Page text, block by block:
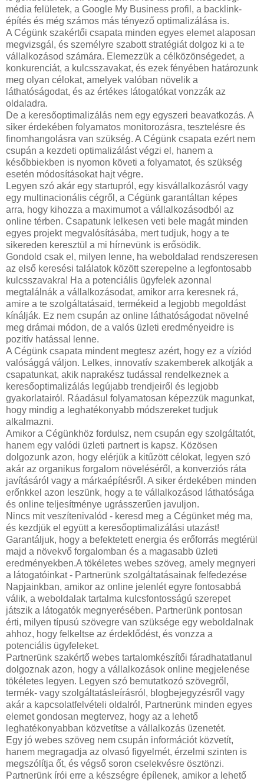
média felületek, a Google My Business profil, a backlink-
építés és még számos más tényező optimalizálása is.
A Cégünk szakértői csapata minden egyes elemet alaposan
megvizsgál, és személyre szabott stratégiát dolgoz ki a te
vállalkozásod számára. Elemezzük a célközönségedet, a
konkurenciát, a kulcsszavakat, és ezek fényében határozunk
meg olyan célokat, amelyek valóban növelik a
láthatóságodat, és az értékes látogatókat vonzzák az
oldaladra.
De a keresőoptimalizálás nem egy egyszeri beavatkozás. A
siker érdekében folyamatos monitorozásra, tesztelésre és
finomhangolásra van szükség. A Cégünk csapata ezért nem
csupán a kezdeti optimalizálást végzi el, hanem a
későbbiekben is nyomon követi a folyamatot, és szükség
esetén módosításokat hajt végre.
Legyen szó akár egy startupról, egy kisvállalkozásról vagy
egy multinacionális cégről, a Cégünk garantáltan képes
arra, hogy kihozza a maximumot a vállalkozásodból az
online térben. Csapatunk lelkesen veti bele magát minden
egyes projekt megvalósításába, mert tudjuk, hogy a te
sikereden keresztül a mi hírnevünk is erősödik.
Gondold csak el, milyen lenne, ha weboldalad rendszeresen
az első keresési találatok között szerepelne a legfontosabb
kulcsszavakra! Ha a potenciális ügyfelek azonnal
megtalálnák a vállalkozásodat, amikor arra keresnek rá,
amire a te szolgáltatásaid, termékeid a legjobb megoldást
kínálják. Ez nem csupán az online láthatóságodat növelné
meg drámai módon, de a valós üzleti eredményeidre is
pozitív hatással lenne.
A Cégünk csapata mindent megtesz azért, hogy ez a víziód
valósággá váljon. Lelkes, innovatív szakemberek alkotják a
csapatunkat, akik naprakész tudással rendelkeznek a
keresőoptimalizálás legújabb trendjeiről és legjobb
gyakorlatairól. Ráadásul folyamatosan képezzük magunkat,
hogy mindig a leghatékonyabb módszereket tudjuk
alkalmazni.
Amikor a Cégünkhöz fordulsz, nem csupán egy szolgáltatót,
hanem egy valódi üzleti partnert is kapsz. Közösen
dolgozunk azon, hogy elérjük a kitűzött célokat, legyen szó
akár az organikus forgalom növeléséről, a konverziós ráta
javításáról vagy a márkaépítésről. A siker érdekében minden
erőnkkel azon leszünk, hogy a te vállalkozásod láthatósága
és online teljesítménye ugrásszerűen javuljon.
Nincs mit veszítenivalód - keresd meg a Cégünket még ma,
és kezdjük el együtt a keresőoptimalizálási utazást!
Garantáljuk, hogy a befektetett energia és erőforrás megtérül
majd a növekvő forgalomban és a magasabb üzleti
eredményekben.A tökéletes webes szöveg, amely megnyeri
a látogatóinkat - Partnerünk szolgáltatásainak felfedezése
Napjainkban, amikor az online jelenlét egyre fontosabbá
válik, a weboldalak tartalma kulcsfontosságú szerepet
játszik a látogatók megnyerésében. Partnerünk pontosan
érti, milyen típusú szövegre van szüksége egy weboldalnak
ahhoz, hogy felkeltse az érdeklődést, és vonzza a
potenciális ügyfeleket.
Partnerünk szakértő webes tartalomkészítői fáradhatatlanul
dolgoznak azon, hogy a vállalkozások online megjelenése
tökéletes legyen. Legyen szó bemutatkozó szövegről,
termék- vagy szolgáltatásleírásról, blogbejegyzésről vagy
akár a kapcsolatfelvételi oldalról, Partnerünk minden egyes
elemet gondosan megtervez, hogy az a lehető
leghatékonyabban közvetítse a vállalkozás üzenetét.
Egy jó webes szöveg nem csupán információt közvetít,
hanem megragadja az olvasó figyelmét, érzelmi szinten is
megszólítja őt, és végső soron cselekvésre ösztönzi.
Partnerünk írói erre a készségre épílenek, amikor a lehető